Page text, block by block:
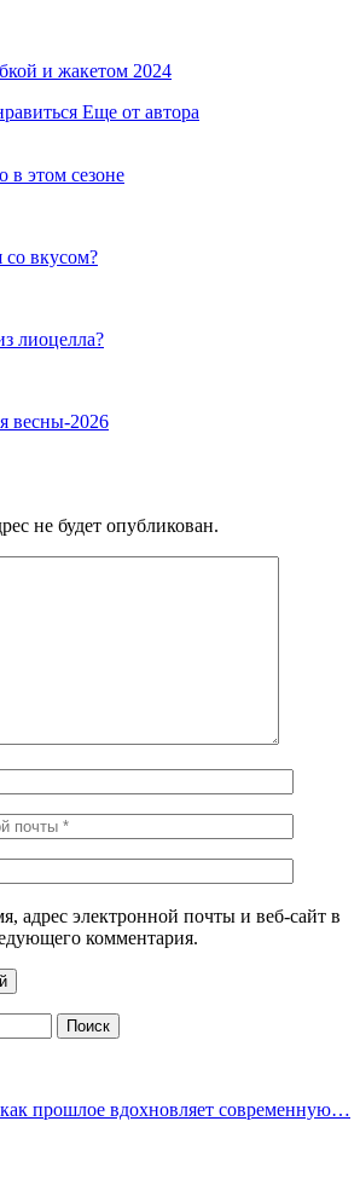
и жакетом 2024
Еще от автора
в этом сезоне
со вкусом?
лиоцелла?
весны-2026
не будет опубликован.
адрес электронной почты и веб-сайт в
комментария.
прошлое вдохновляет современную…